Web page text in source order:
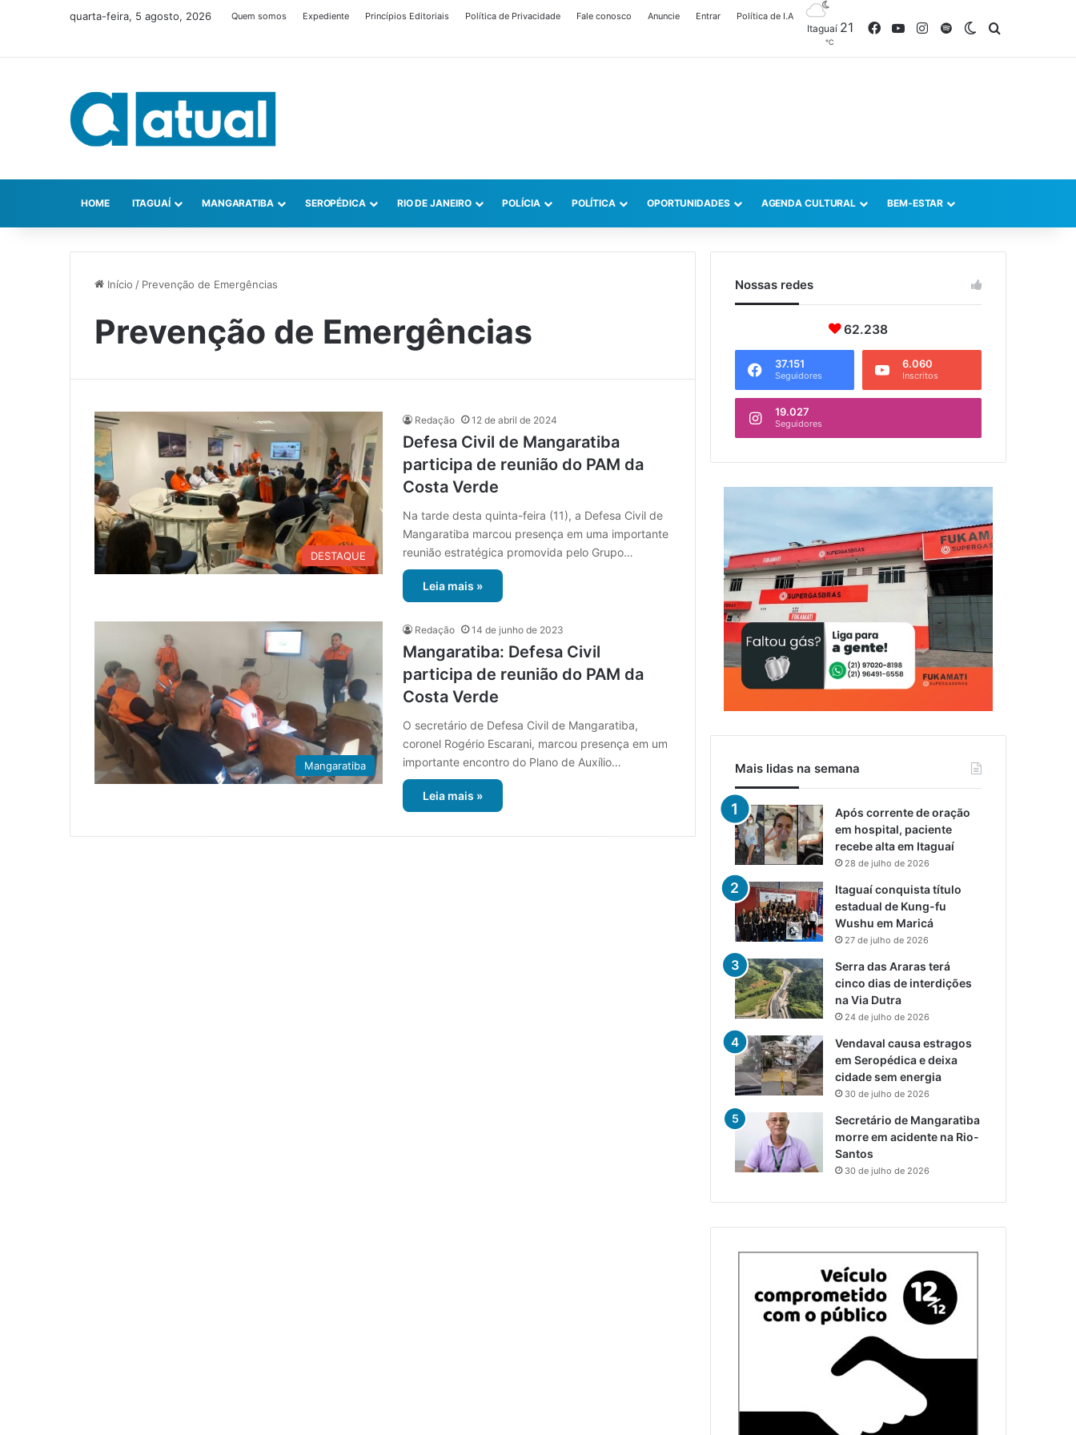
quarta-feira, 5 agosto, 2026 Quem somos Expediente Princípios Editoriais Política de Privacidade Fale conosco Anuncie Entrar Política de I.A
Itaguaí 21
℃
FacebookYouTubeInstagram
SpotifySwitch skin
HOME ITAGUAÍ MANGARATIBA SEROPÉDICA RIO DE JANEIRO POLÍCIA POLÍTICA OPORTUNIDADES AGENDA CULTURAL BEM-ESTAR
Início / Prevenção de Emergências
Prevenção de Emergências
DESTAQUE
Redação 12 de abril de 2024
Defesa Civil de Mangaratiba
participa de reunião do PAM da
Costa Verde
Na tarde desta quinta-feira (11), a Defesa Civil de
Mangaratiba marcou presença em uma importante
reunião estratégica promovida pelo Grupo…
Leia mais »
Mangaratiba
Redação 14 de junho de 2023
Mangaratiba: Defesa Civil
participa de reunião do PAM da
Costa Verde
O secretário de Defesa Civil de Mangaratiba,
coronel Rogério Escarani, marcou presença em um
importante encontro do Plano de Auxílio…
Leia mais »
Nossas redes
62.238
37.151
Seguidores
6.060
Inscritos
19.027
Seguidores
Mais lidas na semana
Após corrente de oração
em hospital, paciente
recebe alta em Itaguaí
28 de julho de 2026
Itaguaí conquista título
estadual de Kung-fu
Wushu em Maricá
27 de julho de 2026
Serra das Araras terá
cinco dias de interdições
na Via Dutra
24 de julho de 2026
Vendaval causa estragos
em Seropédica e deixa
cidade sem energia
30 de julho de 2026
Secretário de Mangaratiba
morre em acidente na Rio-
Santos
30 de julho de 2026